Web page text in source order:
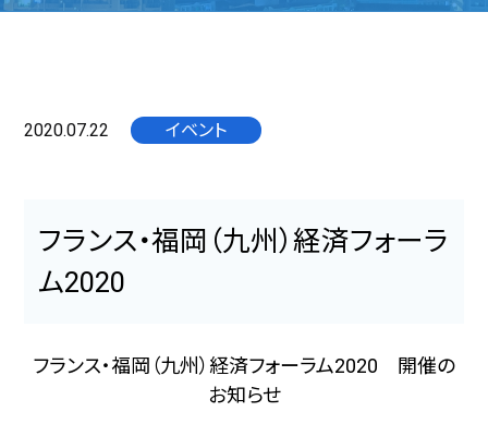
2020.07.22 イベント
フランス・福岡（九州）経済フォーラ
ム2020
フランス・福岡（九州）経済フォーラム2020 開催の
お知らせ